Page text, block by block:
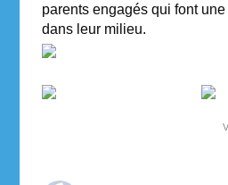
parents engagés qui font
dans leur milieu.